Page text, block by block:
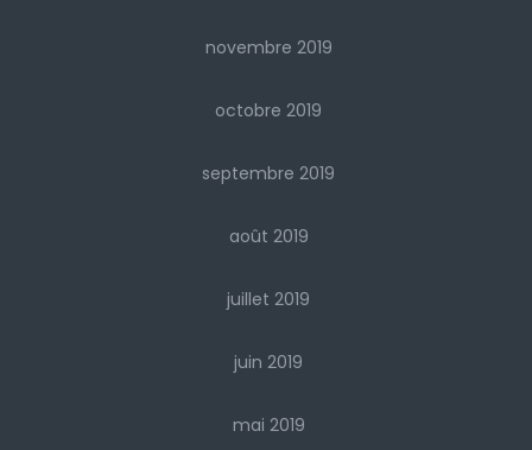
novembre 2019
octobre 2019
septembre 2019
août 2019
juillet 2019
juin 2019
mai 2019